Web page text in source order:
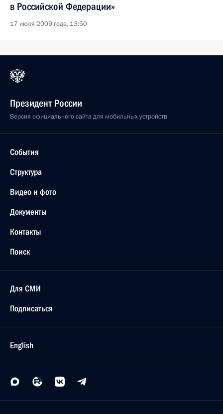
в Российской Федерации»
17 июля 2009 года, 13:50
Президент России
Версия официального сайта для мобильных устройств
События
Структура
Видео и фото
Документы
Контакты
Поиск
Для СМИ
Подписаться
English